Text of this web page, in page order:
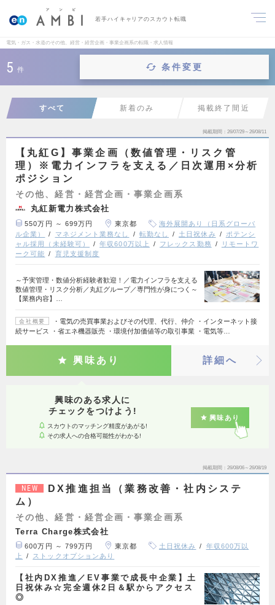
若手ハイキャリアのスカウト転職
電気・ガス・水道のその他、経営・経営企画・事業企画系の転職・求人情報
5 件 条件変更
すべて 新着のみ 掲載終了間近
掲載期間 26/07/29～26/08/11
【丸紅G】事業企画（数値管理・リスク管
理）※電力インフラを支える／日次運用×分析
ポジション
その他、経営・経営企画・事業企画系
丸紅新電力株式会社
550万円 ～ 699万円 東京都
海外展開あり（日系グローバ
ル企業）
マネジメント業務なし 転勤なし 土日祝休み
ポテンシ
ャル採用（未経験可）
年収600万以上 フレックス勤務
リモートワ
ーク可能
育児支援制度
～予実管理・数値分析経験者歓迎！／電力インフラを支える
数値管理・リスク分析／丸紅グループ／専門性が身につく～
【業務内容】…
会社概要
・電気の売買事業およびその代理、代行、仲介 ・インターネット接
続サービス ・省エネ機器販売 ・環境付加価値等の取引事業 ・電気等…
興味あり 詳細へ
興味のある求人に
チェックをつけよう!
スカウトのマッチング精度があがる!
その求人への合格可能性がわかる!
興味あり
掲載期間 26/08/06～26/08/19
NEW
DX推進担当（業務改善・社内システ
ム）
その他、経営・経営企画・事業企画系
Terra Charge株式会社
600万円 ～ 799万円 東京都 土日祝休み
年収600万以
上
ストックオプションあり
【社内DX推進／EV事業で成長中企業】土
日祝休み☆完全週休2日＆駅からアクセス
◎